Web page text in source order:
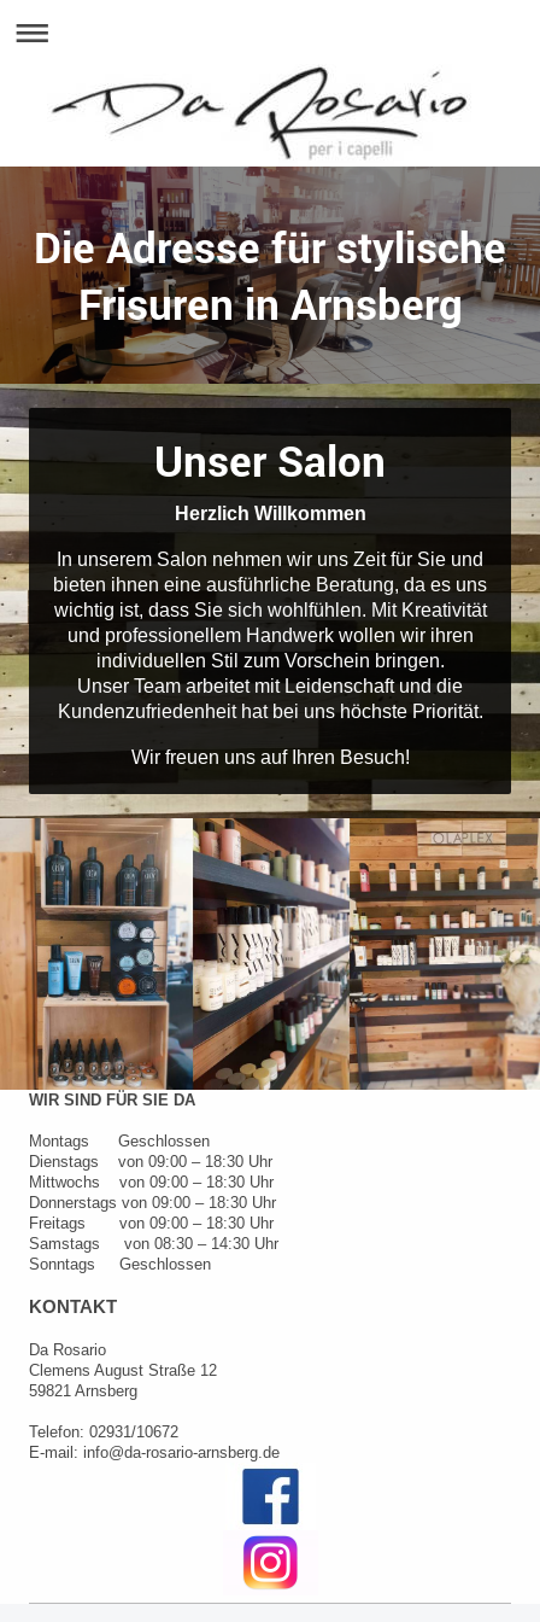
Die Adresse für stylische
Frisuren in Arnsberg
Unser Salon
Herzlich Willkommen
In unserem Salon nehmen wir uns Zeit für Sie und
bieten ihnen eine ausführliche Beratung, da es uns
wichtig ist, dass Sie sich wohlfühlen. Mit Kreativität
und professionellem Handwerk wollen wir ihren
individuellen Stil zum Vorschein bringen.
Unser Team arbeitet mit Leidenschaft und die
Kundenzufriedenheit hat bei uns höchste Priorität.
Wir freuen uns auf Ihren Besuch!
WIR SIND FÜR SIE DA
Montags Geschlossen
Dienstags von 09:00 – 18:30 Uhr
Mittwochs von 09:00 – 18:30 Uhr
Donnerstags von 09:00 – 18:30 Uhr
Freitags von 09:00 – 18:30 Uhr
Samstags von 08:30 – 14:30 Uhr
Sonntags Geschlossen
KONTAKT
Da Rosario
Clemens August Straße 12
59821 Arnsberg
Telefon: 02931/10672
E-mail: info@da-rosario-arnsberg.de